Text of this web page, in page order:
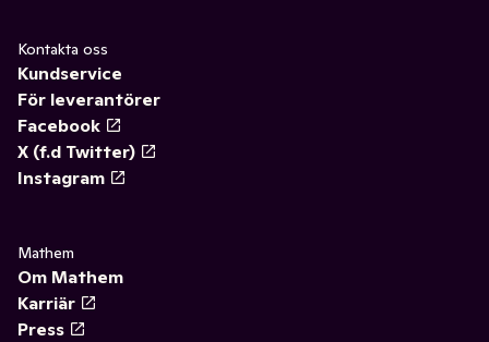
Kontakta oss
Kundservice
För leverantörer
Facebook
X (f.d Twitter)
Instagram
Mathem
Om Mathem
Karriär
Press